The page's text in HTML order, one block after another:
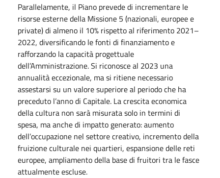
Parallelamente, il Piano prevede di incrementare le
risorse esterne della Missione 5 (nazionali, europee e
private) di almeno il 10% rispetto al riferimento 2021–
2022, diversificando le fonti di finanziamento e
rafforzando la capacità progettuale
dell’Amministrazione. Si riconosce al 2023 una
annualità eccezionale, ma si ritiene necessario
assestarsi su un valore superiore al periodo che ha
preceduto l’anno di Capitale. La crescita economica
della cultura non sarà misurata solo in termini di
spesa, ma anche di impatto generato: aumento
dell’occupazione nel settore creativo, incremento della
fruizione culturale nei quartieri, espansione delle reti
europee, ampliamento della base di fruitori tra le fasce
attualmente escluse.